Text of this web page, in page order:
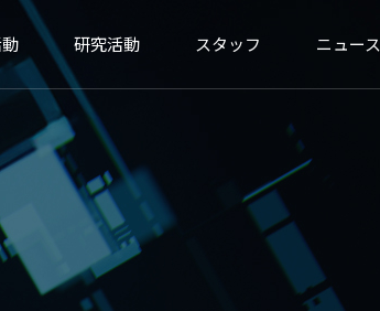
研究活動 スタッフ ニュース